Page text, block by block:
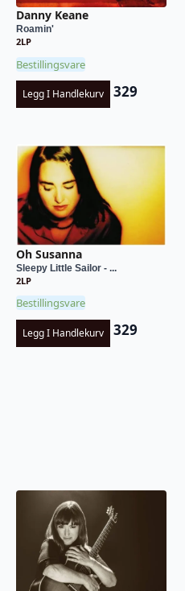
Danny Keane
Roamin'
2LP
Bestillingsvare
Legg I Handlekurv 329
Oh Susanna
Sleepy Little Sailor - ...
2LP
Bestillingsvare
Legg I Handlekurv 329